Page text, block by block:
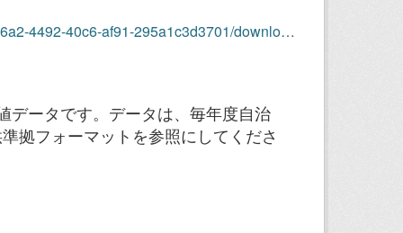
295a1c3d3701/download/j342023_10-spm.csv
データです。データは、毎年度自治
拠フォーマットを参照にしてくださ